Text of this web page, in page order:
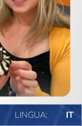
LINGUA: IT